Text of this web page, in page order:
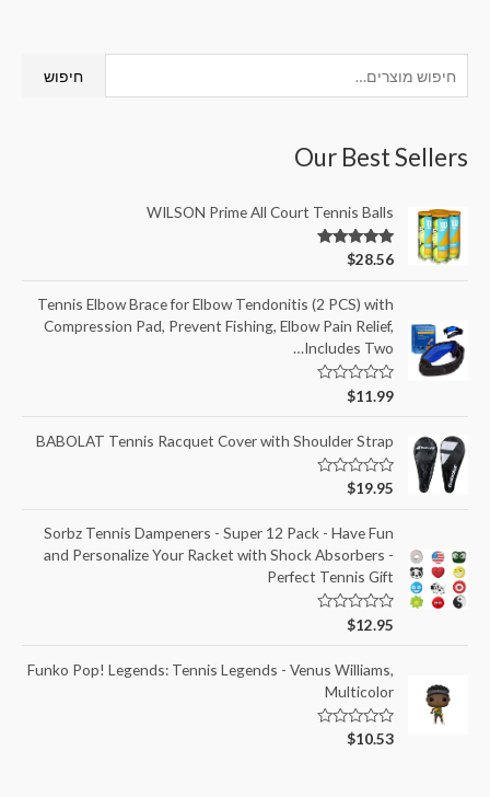
חיפוש
Our Best Sellers
WILSON Prime All Court Tennis Balls
דורג5.00
$28.56
Tennis Elbow Brace for Elbow Tendonitis (2 PCS) with
Compression Pad, Prevent Fishing, Elbow Pain Relief,
Includes Two…
ד
ג
0
מ
ת
ו
$11.99
BABOLAT Tennis Racquet Cover with Shoulder Strap
ד
ג
0
מ
ת
ו
ך
$19.95
Sorbz Tennis Dampeners - Super 12 Pack - Have Fun
and Personalize Your Racket with Shock Absorbers -
Perfect Tennis Gift
ד
ג
0
מ
ת
ו
ך
$12.95
Funko Pop! Legends: Tennis Legends - Venus Williams,
Multicolor
ד
$10.53